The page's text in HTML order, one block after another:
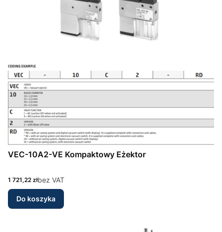
VEC-10A2-VE Kompaktowy Eżektor
Cena
1 721,22 złbez VAT
Do koszyka